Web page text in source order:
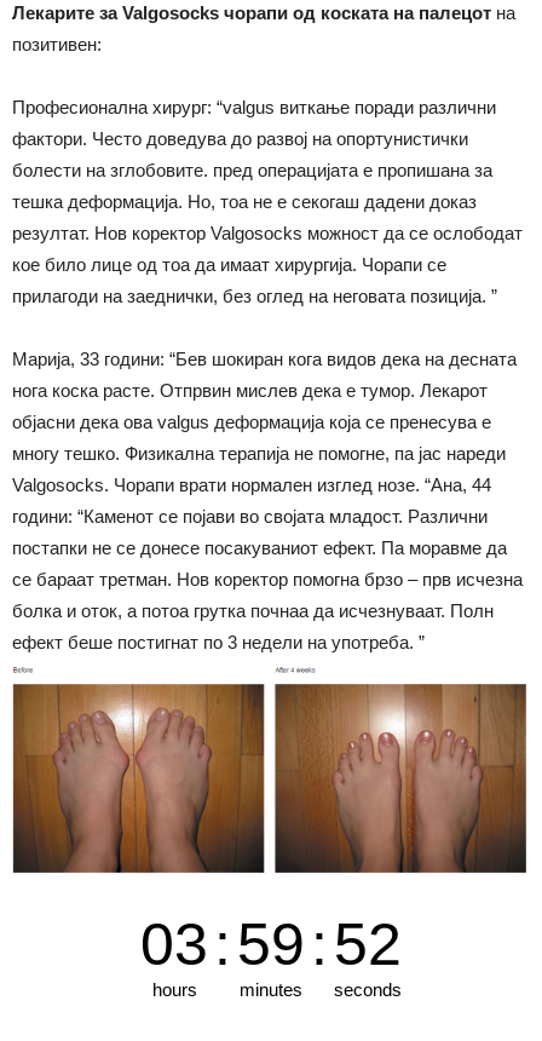
Лекарите за Valgosocks чорапи од коската на палецот на
позитивен:
Професионална хирург: “valgus виткање поради различни
фактори. Често доведува до развој на опортунистички
болести на зглобовите. пред операцијата е пропишана за
тешка деформација. Но, тоа не е секогаш дадени доказ
резултат. Нов коректор Valgosocks можност да се ослободат
кое било лице од тоа да имаат хирургија. Чорапи се
прилагоди на заеднички, без оглед на неговата позиција. ”
Марија, 33 години: “Бев шокиран кога видов дека на десната
нога коска расте. Отпрвин мислев дека е тумор. Лекарот
објасни дека ова valgus деформација која се пренесува е
многу тешко. Физикална терапија не помогне, па јас нареди
Valgosocks. Чорапи врати нормален изглед нозе. “Ана, 44
години: “Каменот се појави во својата младост. Различни
постапки не се донесе посакуваниот ефект. Па моравме да
се бараат третман. Нов коректор помогна брзо – прв исчезна
болка и оток, а потоа грутка почнаа да исчезнуваат. Полн
ефект беше постигнат по 3 недели на употреба. ”
03
hours
:59
minutes
:51
seconds